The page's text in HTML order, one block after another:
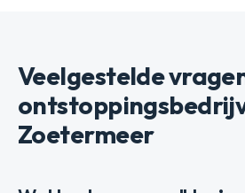
Veelgestelde
Zoetermeer